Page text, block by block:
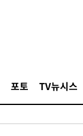
포토 TV뉴시스